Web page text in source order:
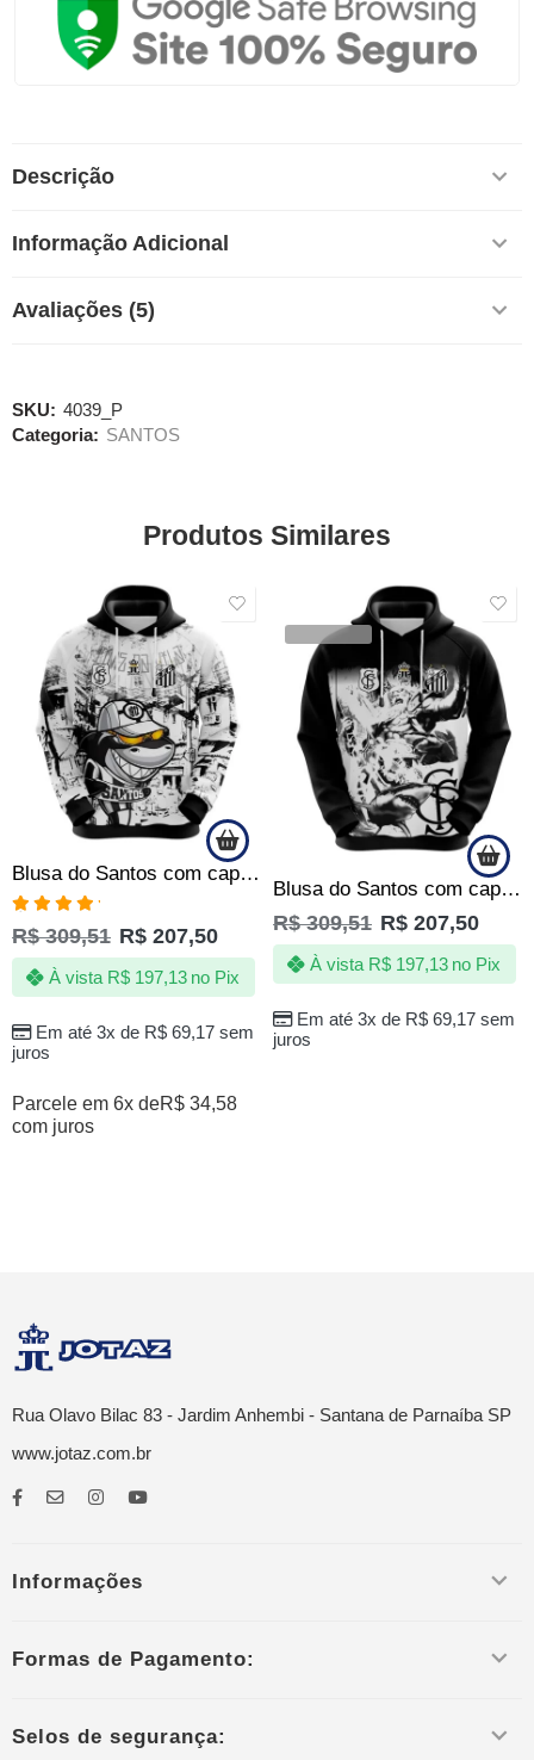
Descrição
Informação Adicional
Avaliações (5)
SKU: 4039_P
Categoria: SANTOS
Produtos Similares
Blusa do Santos com capuz – Time da Vila – Produto Oficial – Masculino
Avaliação
5.00de 5
R$309,51 R$ 207,50
Em até 3x de R$69,17sem
juros
À vista R$197,13 no Pix
Parcele em 6x deR$ 34,58
com juros
VENDIDOS
Blusa do Santos com capuz – Poseidon blackout – Produto Oficial – Masculino
R$309,51 R$ 207,50
Em até 3x de R$69,17sem
juros
À vista R$197,13 no Pix
Rua Olavo Bilac 83 - Jardim Anhembi - Santana de Parnaíba SP
www.jotaz.com.br
Informações
Formas de Pagamento:
Selos de segurança: